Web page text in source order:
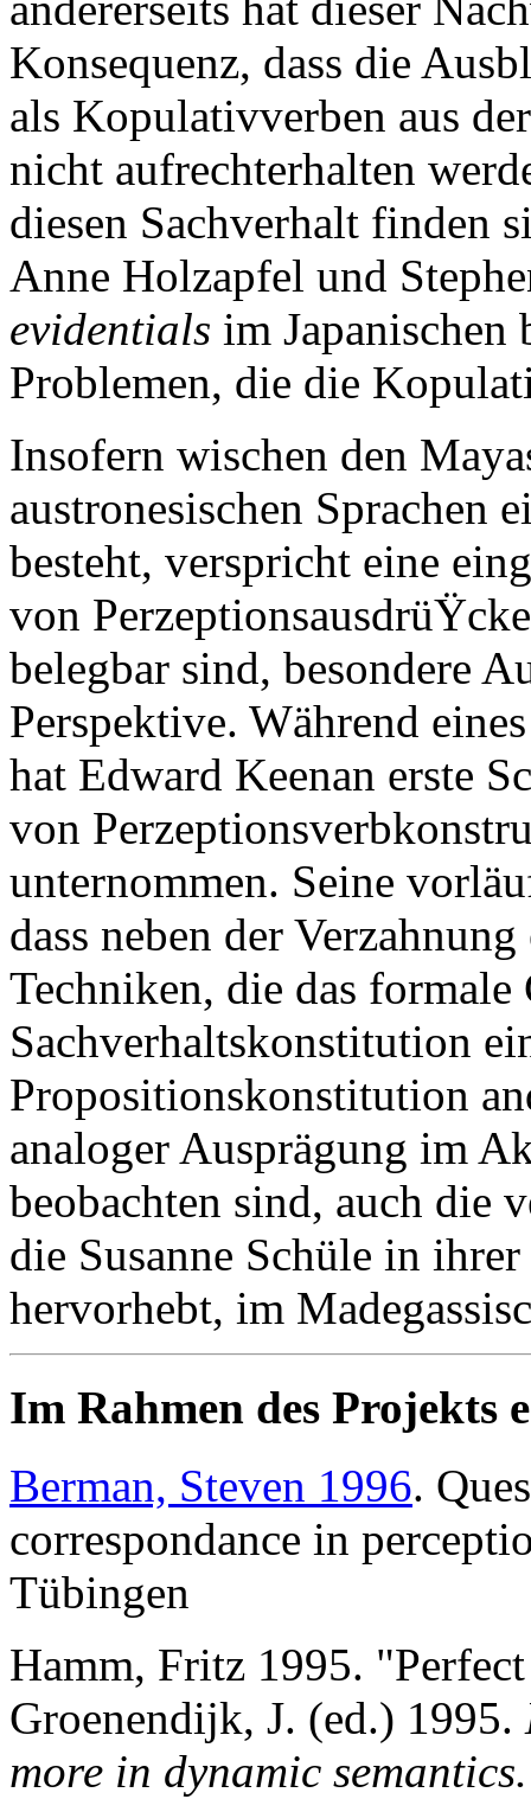
Konsequenz, dass die
als Kopulativverben aus
nicht aufrechterhalten
diesen Sachverhalt finden
Anne Holzapfel und
evidentials im Japanischen
Problemen, die die
Insofern wischen den
austronesischen Sprachen
besteht, verspricht eine
von
belegbar sind, besondere
Perspektive. Während
hat Edward Keenan erste
von
unternommen. Seine
dass neben der
Techniken, die das formale
Sachverhaltskonstitution
Propositionskonstitution
analoger Ausprägung im
beobachten sind, auch die
die Susanne Schüle in
hervorhebt, im
Im Rahmen des Projekts
Berman, Steven 1996.
correspondance in
Tübingen
Hamm, Fritz 1995.
Groenendijk, J. (ed.) 1995.
more in dynamic semantics.